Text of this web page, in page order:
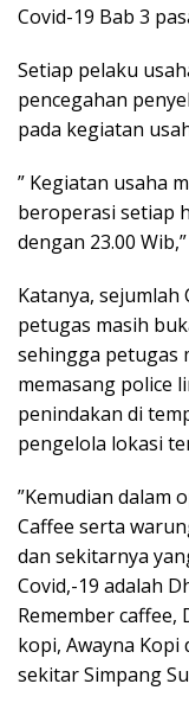
Covid-19 Bab 3
Setiap pelaku
pencegahan
pada kegiatan
” Kegiatan usaha
beroperasi setiap
dengan 23.00
Katanya, sejumlah
petugas masih
sehingga petugas
memasang police
penindakan di
pengelola lokasi
”Kemudian dalam
Caffee serta
dan sekitarnya
Covid,-19 adalah
Remember caffee,
kopi, Awayna
sekitar Simpang